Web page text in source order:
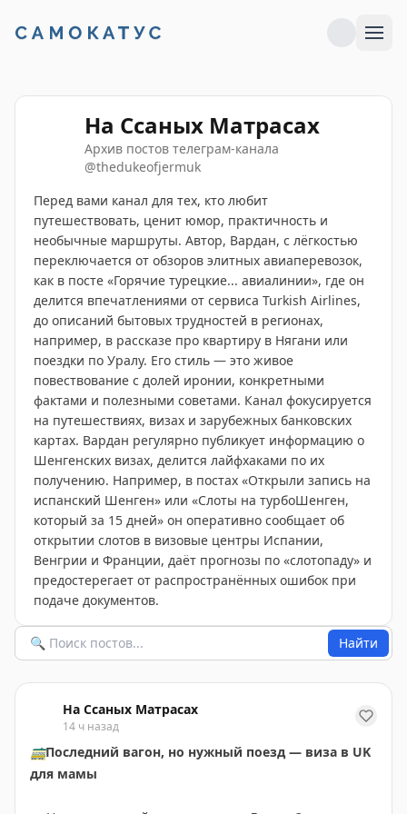
На Ссаных Матрасах
Архив постов телеграм-канала
@thedukeofjermuk
Перед вами канал для тех, кто любит
путешествовать, ценит юмор, практичность и
необычные маршруты. Автор, Вардан, с лёгкостью
переключается от обзоров элитных авиаперевозок,
как в посте «Горячие турецкие... авиалинии», где он
делится впечатлениями от сервиса Turkish Airlines,
до описаний бытовых трудностей в регионах,
например, в рассказе про квартиру в Нягани или
поездки по Уралу. Его стиль — это живое
повествование с долей иронии, конкретными
фактами и полезными советами. Канал фокусируется
на путешествиях, визах и зарубежных банковских
картах. Вардан регулярно публикует информацию о
Шенгенских визах, делится лайфхаками по их
получению. Например, в постах «Открыли запись на
испанский Шенген» или «Слоты на турбоШенген,
который за 15 дней» он оперативно сообщает об
открытии слотов в визовые центры Испании,
Венгрии и Франции, даёт прогнозы по «слотопаду» и
предостерегает от распространённых ошибок при
подаче документов.
Найти
На Ссаных Матрасах
14 ч назад
🚃Последний вагон, но нужный поезд — виза в UK
для мамы